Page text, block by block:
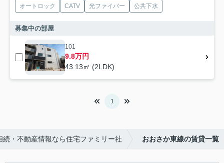
オートロック CATV 光ファイバー 公共下水
募集中の部屋
101
9.8万円
43.13㎡ (2LDK)
1
・不動産情報なら住宅ファミリー社 おおさか東線の賃貸一覧